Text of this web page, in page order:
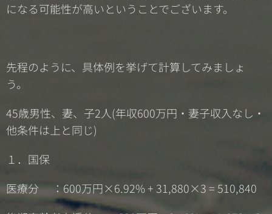
になる可能性が高いということでございます。
先程のように、具体例を挙げて計算してみましょ
う。
45歳男性、妻、子2人(年収600万円・妻子収入なし・
他条件は上と同じ)
１．国保
医療分 ：600万円×6.92% + 31,880×3 = 510,840